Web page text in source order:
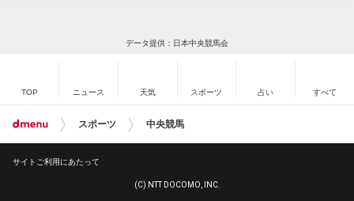
データ提供：日本中央競馬会
TOP ニュース 天気 スポーツ 占い すべて
スポーツ 中央競馬
サイトご利用にあたって
(C) NTT DOCOMO, INC.